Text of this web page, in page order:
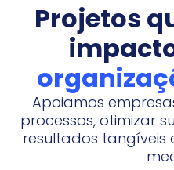
Projetos
Apoiamos
processos, otimizar
resultados tangíveis